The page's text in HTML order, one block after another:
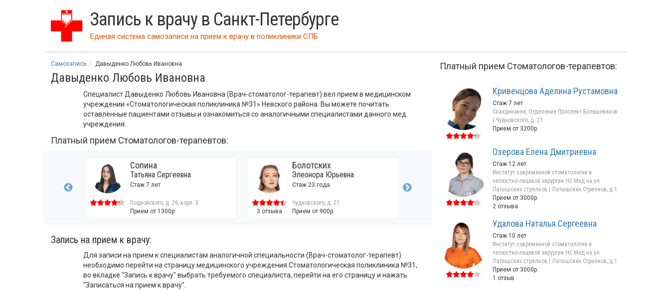
Запись к врачу в Санкт-Петербурге
Единая система самозаписи на прием к врачу в поликлиники СПБ
Самозапись Давыденко Любовь Ивановна
Давыденко Любовь Ивановна
Специалист Давыденко Любовь Ивановна (Врач-стоматолог-терапевт) вел прием в медицинском
учреждении «Стоматологическая поликлиника №31» Невского района. Вы можете почитать
оставленные пациентами отзывы и ознакомиться со аналогичными специалистами данного мед.
учреждения.
Платный прием Стоматологов-терапевтов:
Сопина
Татьяна Сергеевна
Стаж 7 лет
Подвойского, д. 26, корп. 3
Прием от 1300р.
3 отзыва
Болотских
Элеонора Юрьевна
Стаж 23 года
Чудновского, д. 21
Прием от 900р.
Михайлова
Надежда Витальевна
Стаж 12 лет
Подвойского, д. 26, корп. 3
Запись на прием к врачу:
Для записи на прием к специалистам аналогичной специальности (Врач-стоматолог-терапевт)
необходимо перейти на страницу медицинского учреждения Стоматологическая поликлиника №31,
во вкладке "Запись к врачу" выбрать требуемого специалиста, перейти на его страницу и нажать
"Записаться на прием к врачу".
Платный прием Стоматологов-терапевтов:
Кривенцова Аделина Рустамовна
Стаж 7 лет
Скандинавия, Отделение Проспект Большевиков
| Чудновского, д. 21
Прием от 3200р.
Озерова Елена Дмитриевна
Стаж 12 лет
Институт современной стоматологии и
челюстно-лицевой хирургии НС Мед на ул.
Латышских стрелков | Латышских Стрелков, д.1
Прием от 3000р.
2 отзыва
Удалова Наталья Сергеевна
Стаж 10 лет
Институт современной стоматологии и
челюстно-лицевой хирургии НС Мед на ул.
Латышских стрелков | Латышских Стрелков, д.1
Прием от 3000р.
1 отзыв